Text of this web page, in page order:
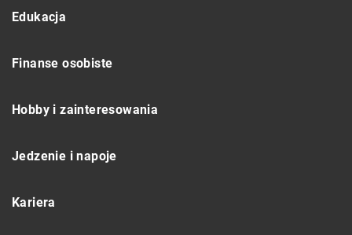
Edukacja
Finanse osobiste
Hobby i zainteresowania
Jedzenie i napoje
Kariera